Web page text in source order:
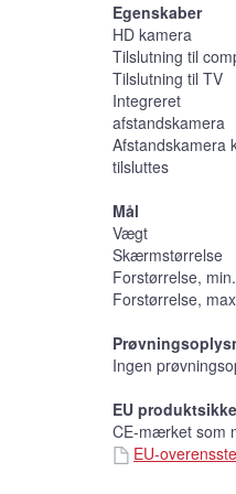
Egenskaber
HD kamera
Tilslutning til
Tilslutning til TV
Integreret
afstandskamera
Afstandskamera
tilsluttes
Mål
Vægt
Skærmstørrelse
Forstørrelse, min.
Forstørrelse,
Ingen
EU
CE-mærket som
EU-